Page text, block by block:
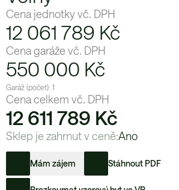
Cena jednotky vč. DPH
12 061 789 Kč
Cena garáže vč. DPH
550 000 Kč
Garáž (počet): 1
Cena celkem vč. DPH
12 611 789 Kč
Sklep je zahrnut v ceně:Ano
Mám zájem Stáhnout PDF